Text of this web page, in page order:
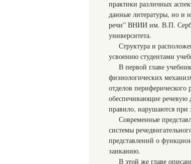
практики различных
данные литературы, но и
речи” ВНИИ им. В.П.
университета.
Структура и
усвоению студентами
В первой главе
физиологических
отделов
обеспечивающие речевую
правило, нарушаются при
Современные
системы
представлений о
заиканию.
В этой же главе